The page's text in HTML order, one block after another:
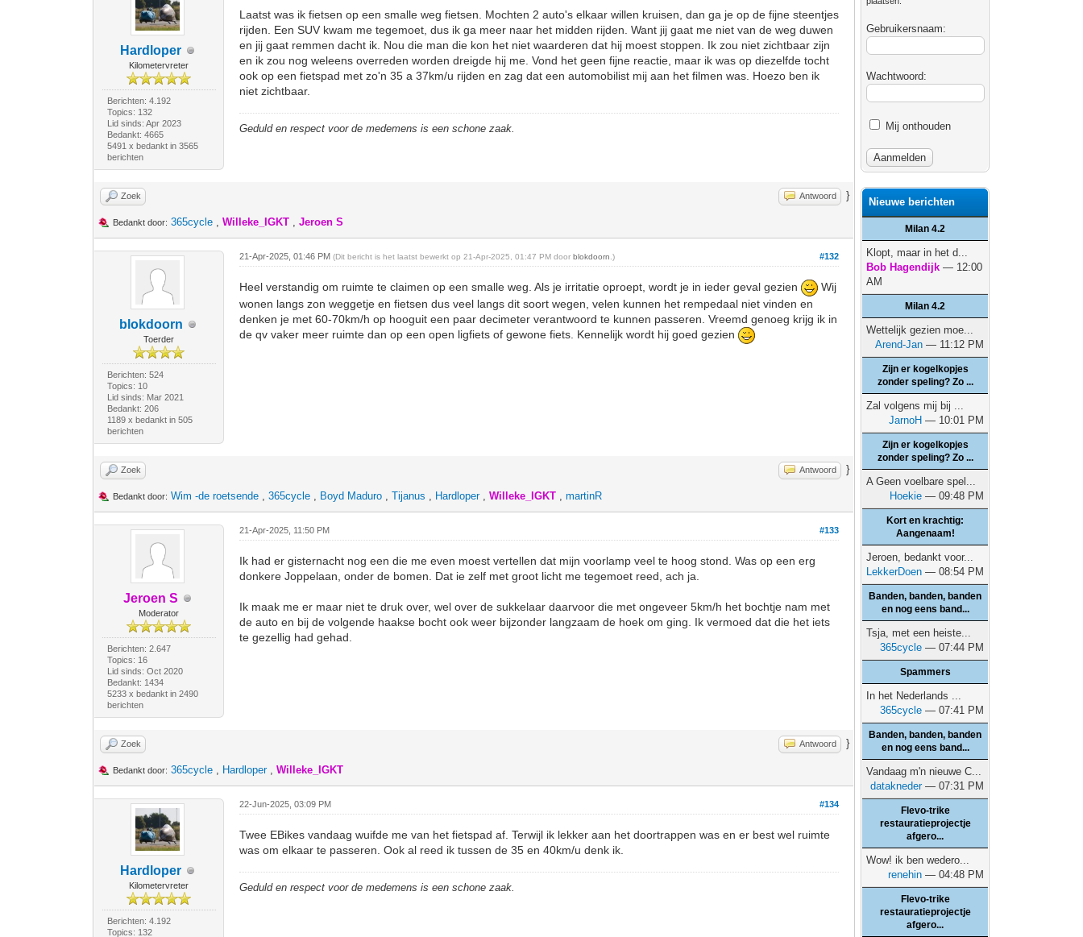
Hardloper
Kilometervreter
Berichten: 4.192
Topics: 132
Lid sinds: Apr 2023
Bedankt: 4665
5491 x bedankt in 3565
berichten
Laatst was ik fietsen op een smalle weg fietsen. Mochten 2 auto's elkaar willen kruisen, dan ga je op de fijne steentjes
rijden. Een SUV kwam me tegemoet, dus ik ga meer naar het midden rijden. Want jij gaat me niet van de weg duwen
en jij gaat remmen dacht ik. Nou die man die kon het niet waarderen dat hij moest stoppen. Ik zou niet zichtbaar zijn
en ik zou nog weleens overreden worden dreigde hij me. Vond het geen fijne reactie, maar ik was op diezelfde tocht
ook op een fietspad met zo'n 35 a 37km/u rijden en zag dat een automobilist mij aan het filmen was. Hoezo ben ik
niet zichtbaar.
Geduld en respect voor de medemens is een schone zaak.
Zoek Antwoord }
Bedankt door: 365cycle ,Willeke_IGKT ,Jeroen S
blokdoorn
Toerder
Berichten: 524
Topics: 10
Lid sinds: Mar 2021
Bedankt: 206
1189 x bedankt in 505
berichten
#132
21-Apr-2025, 01:46 PM(Dit bericht is het laatst bewerkt op 21-Apr-2025, 01:47 PM doorblokdoorn .)
Heel verstandig om ruimte te claimen op een smalle weg. Als je irritatie oproept, wordt je in ieder geval gezien
Wij
wonen langs zon weggetje en fietsen dus veel langs dit soort wegen, velen kunnen het rempedaal niet vinden en
denken je met 60-70km/h op hooguit een paar decimeter verantwoord te kunnen passeren. Vreemd genoeg krijg ik in
de qv vaker meer ruimte dan op een open ligfiets of gewone fiets. Kennelijk wordt hij goed gezien
Zoek Antwoord }
Bedankt door: Wim -de roetsende ,365cycle , Boyd Maduro ,Tijanus , Hardloper,Willeke_IGKT ,martinR
Jeroen S
Moderator
Berichten: 2.647
Topics: 16
Lid sinds: Oct 2020
Bedankt: 1434
5233 x bedankt in 2490
berichten
#133
21-Apr-2025, 11:50 PM
Ik had er gisternacht nog een die me even moest vertellen dat mijn voorlamp veel te hoog stond. Was op een erg
donkere Joppelaan, onder de bomen. Dat ie zelf met groot licht me tegemoet reed, ach ja.
Ik maak me er maar niet te druk over, wel over de sukkelaar daarvoor die met ongeveer 5km/h het bochtje nam met
de auto en bij de volgende haakse bocht ook weer bijzonder langzaam de hoek om ging. Ik vermoed dat die het iets
te gezellig had gehad.
Zoek Antwoord }
Bedankt door: 365cycle , Hardloper,Willeke_IGKT
Hardloper
Kilometervreter
Berichten: 4.192
Topics: 132
#134
22-Jun-2025, 03:09 PM
Twee EBikes vandaag wuifde me van het fietspad af. Terwijl ik lekker aan het doortrappen was en er best wel ruimte
was om elkaar te passeren. Ook al reed ik tussen de 35 en 40km/u denk ik.
Geduld en respect voor de medemens is een schone zaak.
Gebruikersnaam:
Wachtwoord:
Mij onthouden
Nieuwe berichten
Milan 4.2
Klopt, maar in het d...
Bob Hagendijk — 12:00
AM
Milan 4.2
Wettelijk gezien moe...
Arend-Jan — 11:12 PM
Zijn er kogelkopjes
zonder speling? Zo ...
Zal volgens mij bij ...
JarnoH — 10:01 PM
Zijn er kogelkopjes
zonder speling? Zo ...
A Geen voelbare spel...
Hoekie — 09:48 PM
Kort en krachtig:
Aangenaam!
Jeroen, bedankt voor...
LekkerDoen — 08:54 PM
Banden, banden, banden
en nog eens band...
Tsja, met een heiste...
365cycle — 07:44 PM
Spammers
In het Nederlands ...
365cycle — 07:41 PM
Banden, banden, banden
en nog eens band...
Vandaag m'n nieuwe C...
datakneder— 07:31 PM
Flevo-trike
restauratieprojectje
afgero...
Wow! ik ben wedero...
renehin — 04:48 PM
Flevo-trike
restauratieprojectje
afgero...